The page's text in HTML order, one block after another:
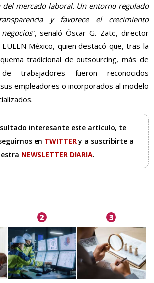
del mercado laboral. Un entorno regulado
y favorece el crecimiento
”, señaló Óscar G. Zato, director
México, quien destacó que, tras la
tradicional de outsourcing, más de
trabajadores fueron reconocidos
empleadores o incorporados al modelo
interesante este artículo, te
en TWITTERy a suscribirte a
NEWSLETTER DIARIA.
2 3